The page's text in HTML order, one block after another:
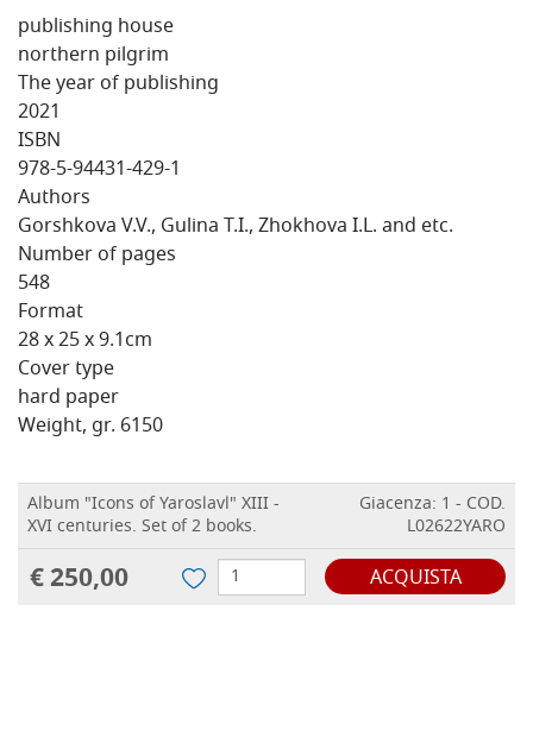
publishing house
northern pilgrim
The year of publishing
2021
ISBN
978-5-94431-429-1
Authors
Gorshkova V.V., Gulina T.I., Zhokhova I.L. and etc.
Number of pages
548
Format
28 x 25 x 9.1cm
Cover type
hard paper
Weight, gr. 6150
Album "Icons of Yaroslavl" XIII -
XVI centuries. Set of 2 books.
Giacenza: 1 - COD.
L02622YARO
€ 250,00 ACQUISTA